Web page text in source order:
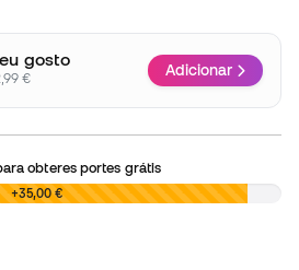
gosto
€ Adicionar
obteres portes grátis
+35,00 €